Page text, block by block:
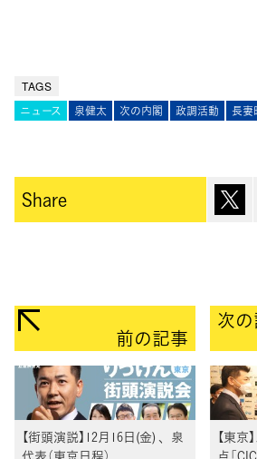
TAGS
ニュース 泉健太 次の内閣 政調活動 長妻
Share
前の記事
【街頭演説】12月16日(金) 、泉
次
【東